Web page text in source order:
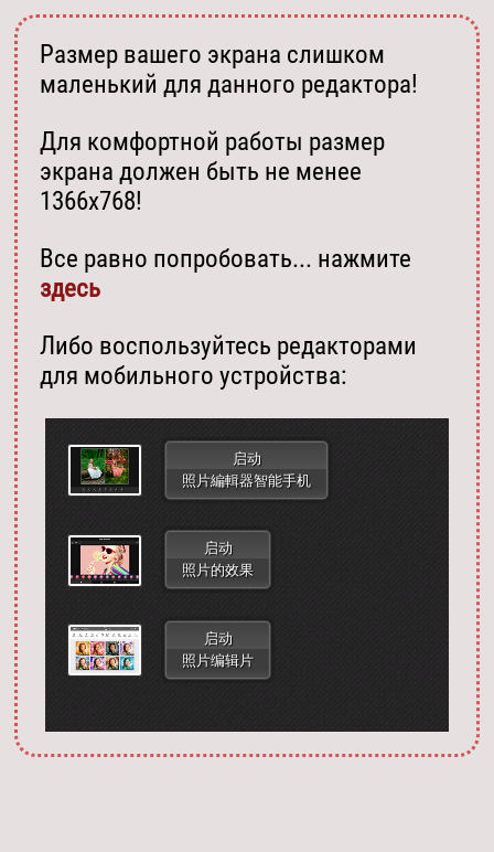
Запустить фотошоп
Размер вашего экрана слишком
маленький для данного редактора!
Для комфортной работы размер
экрана должен быть не менее
1366х768!
Все равно попробовать... нажмите
здесь
Либо воспользуйтесь редакторами
для мобильного устройства:
启动
照片編輯器智能手机
启动
照片的效果
启动
照片编辑片